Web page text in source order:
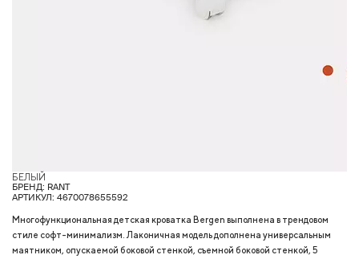
БЕЛЫЙ
БРЕНД: RANT
АРТИКУЛ: 4670078655592
Многофункциональная детская кроватка Bergen выполнена в трендовом
стиле софт-минимализм. Лаконичная модель дополнена универсальным
маятником, опускаемой боковой стенкой, съемной боковой стенкой, 5